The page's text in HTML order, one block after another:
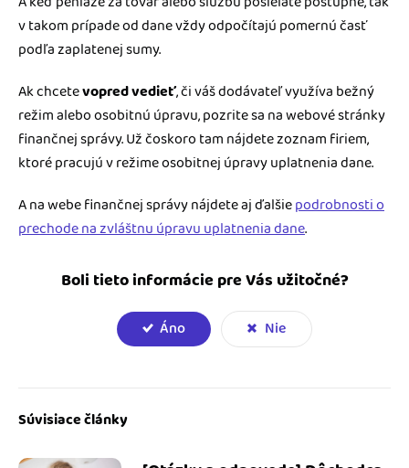
v takom prípade od dane vždy odpočítajú pomernú časť
podľa zaplatenej sumy.
Ak chcetevopred vedieť, či váš dodávateľ využíva bežný
režim alebo osobitnú úpravu, pozrite sa na webové stránky
finančnej správy. Už čoskoro tam nájdete zoznam firiem,
ktoré pracujú v režime osobitnej úpravy uplatnenia dane.
A na webe finančnej správy nájdete aj ďalšiepodrobnosti o
prechode na zvláštnu úpravu uplatnenia dane.
Boli tieto informácie pre Vás užitočné?
Áno Nie
Súvisiace články